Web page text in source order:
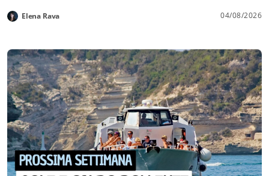
Elena Rava 04/08/2026